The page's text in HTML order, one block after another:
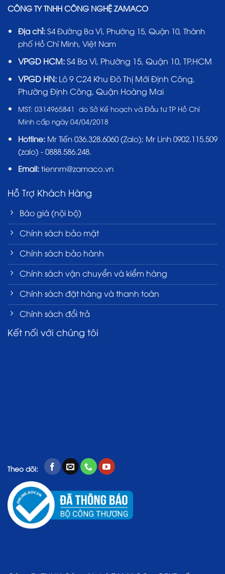
CÔNG TY TNHH CÔNG NGHỆ ZAMACO
Địa chỉ: S4 Đường Ba Vì, Phường 15, Quận 10, Thành
phố Hồ Chí Minh, Việt Nam
VPGD HCM:S4 Ba Vì, Phường 15, Quận 10, TP.HCM
VPGD HN:Lô 9 C24 Khu Đô Thị Mới Định Công,
Phường Định Công, Quận Hoàng Mai
MST: 0314965841 do Sở Kế hoạch và Đầu tư TP Hồ Chí
Minh cấp ngày 04/04/2018
Hotline: Mr Tiến 036.328.6060(Zalo); Mr Linh 0902.115.509
(zalo) - 0888.586.248.
Email:tiennm@zamaco.vn
Hỗ Trợ Khách Hàng
Báo giá (nội bộ)
Chính sách bảo mật
Chính sách bảo hành
Chính sách vận chuyển và kiểm hàng
Chính sách đặt hàng và thanh toán
Chính sách đổi trả
Kết nối với chúng tôi
Theo dõi: